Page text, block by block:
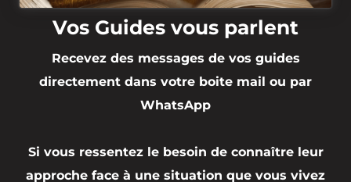
Vos Guides vous parlent
Recevez des messages de vos guides
directement dans votre boite mail ou par
WhatsApp
Si vous ressentez le besoin de connaître leur
approche face à une situation que vous vivez